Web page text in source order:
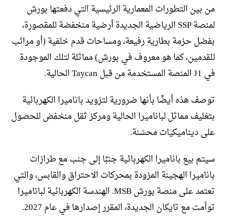
من بين التطورات المعمارية الرئيسية التي دفعتها بورش
لمنصة SSP الرياضية الجديدة أرضية منخفضة للمقصورة،
بفضل حزمة بطارية رفيعة، ومساحات قدم خلفية (أو مرائب
للقدمين، كما هو معروف في بورش) مماثلة لتلك الموجودة
في J1 المنصة المستخدمة من قبل Taycan الحالية.
توصف هذه أيضًا بأنها ضرورية لتزويد باناميرا الكهربائية
بتغليف مماثل لباناميرا الحالية ومركز ثقل منخفض للحصول
على ديناميكيات محسّنة.
سيتم بيع باناميرا الكهربائية جنبًا إلى جنب مع طرازات
باناميرا الهجينة المزودة بمحركات الاحتراق والقابس، والتي
تعتمد على منصة بورش MSB. الهندسة الكهربائية لباناميرا
توأمت مع تايكان الجديدة، المقرر إصدارها في عام 2027.